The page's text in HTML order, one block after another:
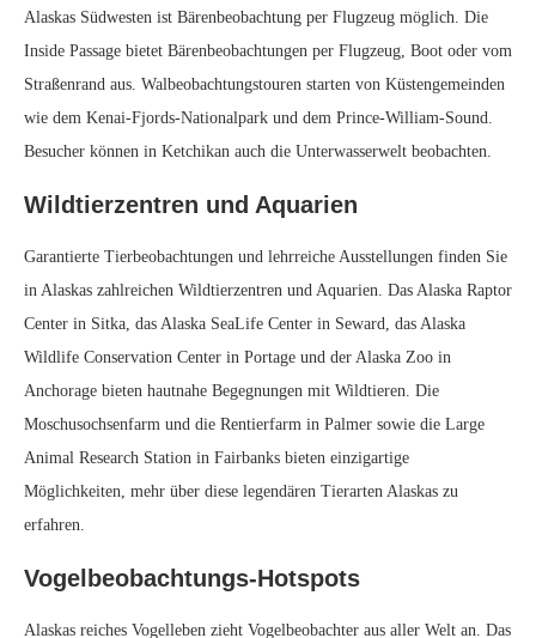
Alaskas Südwesten ist Bärenbeobachtung per Flugzeug möglich. Die
Inside Passage bietet Bärenbeobachtungen per Flugzeug, Boot oder vom
Straßenrand aus. Walbeobachtungstouren starten von Küstengemeinden
wie dem Kenai-Fjords-Nationalpark und dem Prince-William-Sound.
Besucher können in Ketchikan auch die Unterwasserwelt beobachten.
Wildtierzentren und Aquarien
Garantierte Tierbeobachtungen und lehrreiche Ausstellungen finden Sie
in Alaskas zahlreichen Wildtierzentren und Aquarien. Das Alaska Raptor
Center in Sitka, das Alaska SeaLife Center in Seward, das Alaska
Wildlife Conservation Center in Portage und der Alaska Zoo in
Anchorage bieten hautnahe Begegnungen mit Wildtieren. Die
Moschusochsenfarm und die Rentierfarm in Palmer sowie die Large
Animal Research Station in Fairbanks bieten einzigartige
Möglichkeiten, mehr über diese legendären Tierarten Alaskas zu
erfahren.
Vogelbeobachtungs-Hotspots
Alaskas reiches Vogelleben zieht Vogelbeobachter aus aller Welt an. Das